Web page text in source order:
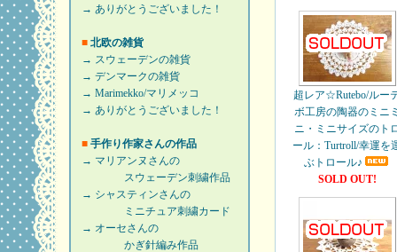
→ ありがとうございました！
■ 北欧の雑貨
→ スウェーデンの雑貨
→ デンマークの雑貨
→ Marimekko/マリメッコ
→ ありがとうございました！
■ 手作り作家さんの作品
→ マリアンヌさんの
スウェーデン刺繍作品
→ シャスティンさんの
ミニチュア刺繍カード
→ オーセさんの
かぎ針編み作品
超レア☆Rutebo/ルー
ボ工房の陶器のミニ
ニ・ミニサイズのト
ール：Turtroll/幸運を
ぶトロール♪
SOLD OUT!